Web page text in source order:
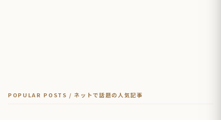
POPULAR POSTS / ネットで話題の人気記事